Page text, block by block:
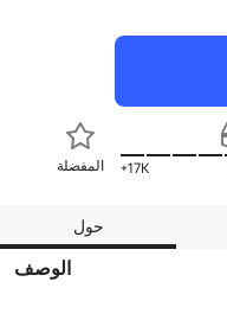
المفضلة 17K+
حول
الوصف